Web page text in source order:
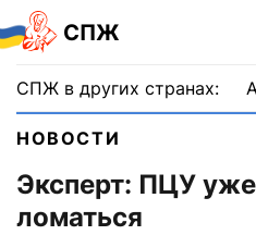
СПЖ
СПЖ в других странах:
НОВОСТИ
Эксперт: ПЦУ
ломаться